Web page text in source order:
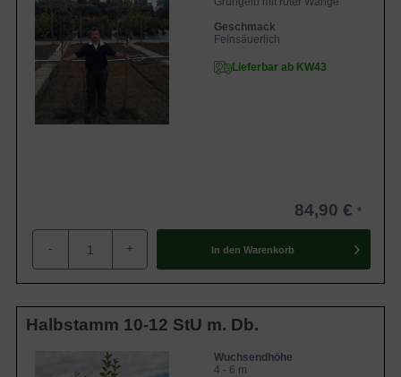
Geschmack
Feinsäuerlich
Lieferbar ab KW43
84,90 €
- + In den Warenkorb
Halbstamm 10-12 StU m. Db.
Wuchsendhöhe
4 - 6 m